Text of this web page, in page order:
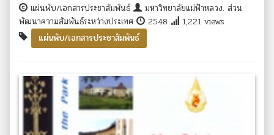
แผ่นพับ/เอกสารประชาสัมพันธ์
มหาวิทยาลัยแม่ฟ้าหลวง. ส่วน
พัฒนาความสัมพันธ์ระหว่างประเทศ
2548
1,221 views
แผ่นพับ/เอกสารประชาสัมพันธ์